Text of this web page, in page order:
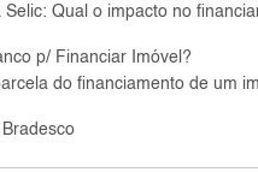
Selic: Qual o impacto no
p/ Financiar Imóvel?
do financiamento de um